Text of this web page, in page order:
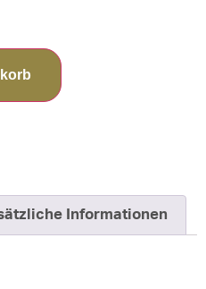
Informationen